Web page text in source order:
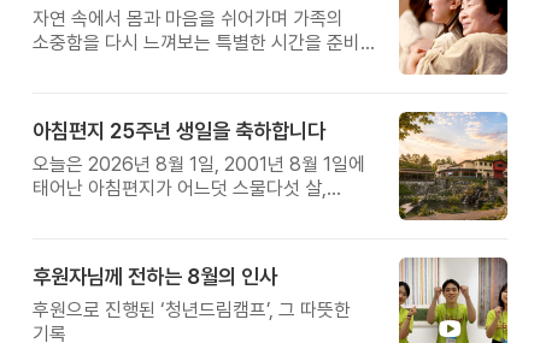
자연 속에서 몸과 마음을 쉬어가며 가족의
소중함을 다시 느껴보는 특별한 시간을 준비해
아침편지 25주년 생일을 축하합니다
오늘은 2026년 8월 1일, 2001년 8월 1일에
태어난 아침편지가 어느덧 스물다섯 살,
후원자님께 전하는 8월의 인사
후원으로 진행된 ‘청년드림캠프’, 그 따뜻한
기록